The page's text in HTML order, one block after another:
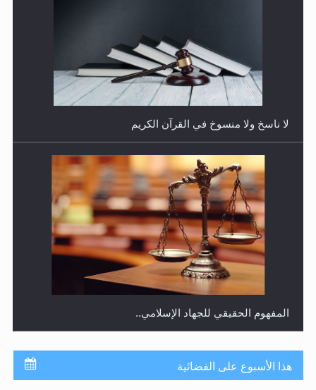
هل يُحسب حول الزكاة وفق السنة الميلادية أو الهجرية؟
لا ناسخ ولا منسوخ في القرآن الكريم
المفهوم الحقيقي للجهاد الإسلامي..
هذا الأسبوع على الفضائية